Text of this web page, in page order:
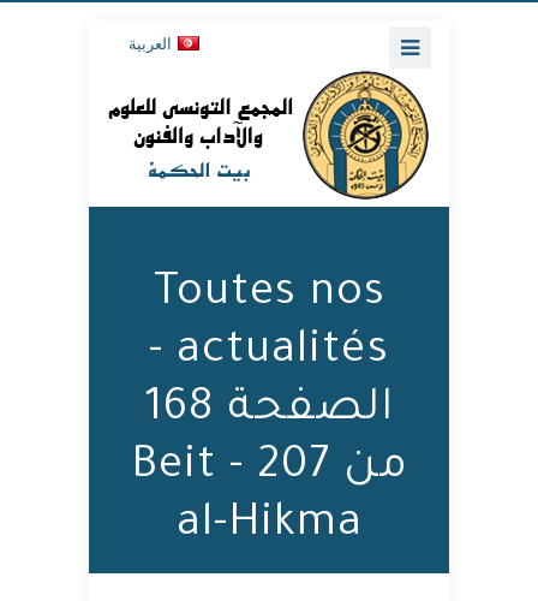
العربية
Toutes nos
actualités -
الصفحة 168
من 207 - Beit
al-Hikma